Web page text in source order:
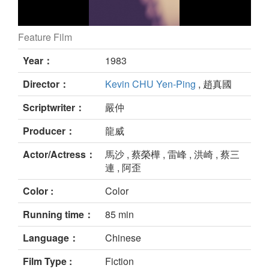
still
Feature Film
Year：
1983
Director：
Kevin CHU Yen-Ping , 趙真國
Scriptwriter：
嚴仲
Producer：
龍威
Actor/Actress：
馬沙 , 蔡榮樺 , 雷峰 , 洪崎 , 蔡三
連 , 阿歪
Color :
Color
Running time：
85 min
Language：
Chinese
Film Type :
Fiction